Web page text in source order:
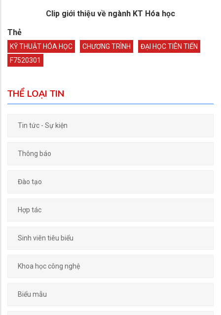
Clip giới thiệu về ngành KT Hóa học
Thẻ
KỸ THUẬT HÓA HỌC CHƯƠNG TRÌNH
ĐẠI HỌC TIÊN TIẾN
F7520301
THỂ LOẠI TIN
Tin tức - Sự kiện
Thông báo
Đào tạo
Hợp tác
Sinh viên tiêu biểu
Khoa học công nghệ
Biểu mẫu